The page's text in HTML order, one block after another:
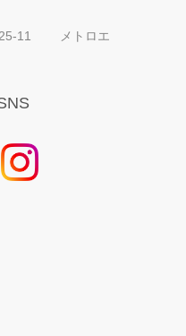
25-11 メトロエ